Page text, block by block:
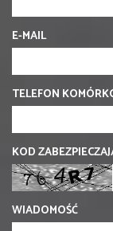
E-MAIL
TELEFON
KOD
WIADOMOŚĆ